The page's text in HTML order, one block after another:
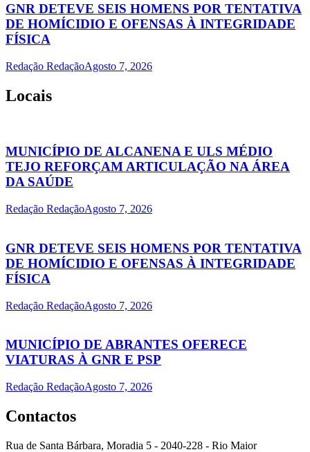
GNR DETEVE SEIS HOMENS POR TENTATIVA
DE HOMÍCIDIO E OFENSAS À INTEGRIDADE
FÍSICA
Redação RedaçãoAgosto 7, 2026
Locais
MUNICÍPIO DE ALCANENA E ULS MÉDIO
TEJO REFORÇAM ARTICULAÇÃO NA ÁREA
DA SAÚDE
Redação RedaçãoAgosto 7, 2026
GNR DETEVE SEIS HOMENS POR TENTATIVA
DE HOMÍCIDIO E OFENSAS À INTEGRIDADE
FÍSICA
Redação RedaçãoAgosto 7, 2026
MUNICÍPIO DE ABRANTES OFERECE
VIATURAS À GNR E PSP
Redação RedaçãoAgosto 7, 2026
Contactos
Rua de Santa Bárbara, Moradia 5 - 2040-228 - Rio Maior